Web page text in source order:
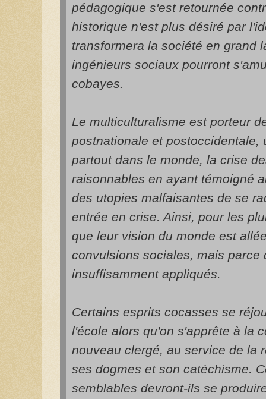
pédagogique s'est retournée
historique n'est plus désiré par
transformera la société en grand
ingénieurs sociaux pourront
cobayes.
Le multiculturalisme est porteur
postnationale et postoccidentale,
partout dans le monde, la crise
raisonnables en ayant témoigné
des utopies malfaisantes de se
entrée en crise. Ainsi, pour les
que leur vision du monde est
convulsions sociales, mais parce
insuffisamment appliqués.
Certains esprits cocasses se
l'école alors qu'on s'apprête à la
nouveau clergé, au service de la
ses dogmes et son catéchisme.
semblables devront-ils se